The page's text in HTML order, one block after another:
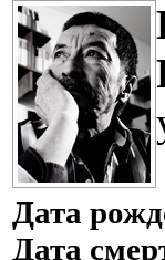
Дата
Дата